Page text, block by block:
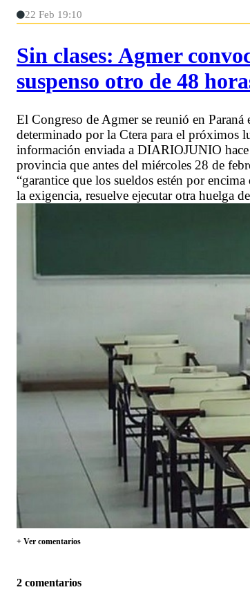
22 Feb 19:10
Sin clases: Agmer
suspenso otro de 48
El Congreso de Agmer se reunió en
determinado por la Ctera para el próximos
información enviada a DIARIOJUNIO hace
provincia que antes del miércoles 28 de
“garantice que los sueldos estén por
la exigencia, resuelve ejecutar otra huelga
+ Ver comentarios
2 comentarios